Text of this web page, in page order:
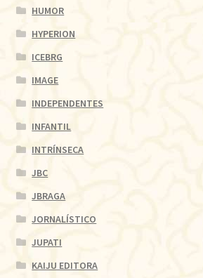
HUMOR
HYPERION
ICEBRG
IMAGE
INDEPENDENTES
INFANTIL
INTRÍNSECA
JBC
JBRAGA
JORNALÍSTICO
JUPATI
KAIJU EDITORA